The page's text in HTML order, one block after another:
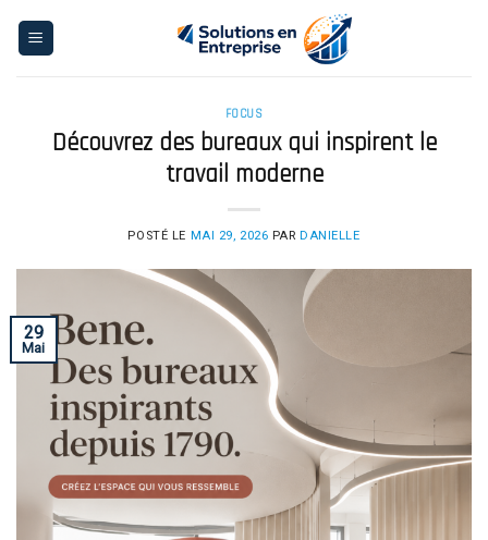
FOCUS
Découvrez des bureaux qui inspirent le
travail moderne
POSTÉ LE MAI 29, 2026 PARDANIELLE
29
Mai